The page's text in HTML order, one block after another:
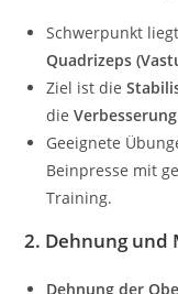
Schwerpunkt
Quadrizeps
Ziel ist die
die
Geeignete
Beinpresse mit
Training.
2. Dehnung und
Dehnung der